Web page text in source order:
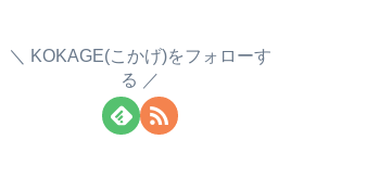
KOKAGE(こかげ)をフォローす
る